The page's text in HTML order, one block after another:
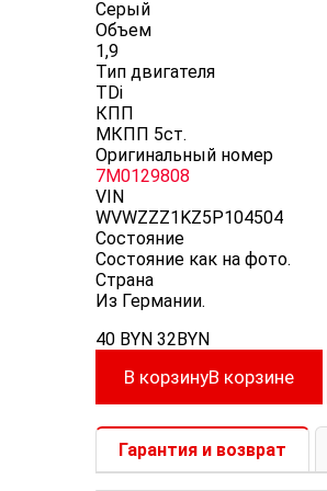
Серый
Объем
1,9
Тип двигателя
TDi
КПП
МКПП 5ст.
Оригинальный номер
7M0129808
VIN
WVWZZZ1KZ5P104504
Состояние
Состояние как на фото.
Cтрана
Из Германии.
40 BYN 32BYN
В корзинуВ корзине
Гарантия и возврат